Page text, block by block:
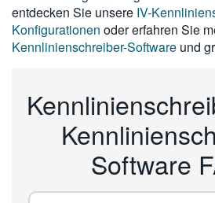
entdecken Sie unsere IV-
Konfigurationen oder erfahren Sie
Kennlinienschreiber-Software und
Software